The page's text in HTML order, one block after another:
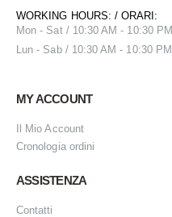
WORKING HOURS: / ORARI:
Mon - Sat / 10:30 AM - 10:30 PM
Lun - Sab / 10:30 AM - 10:30 PM
MY ACCOUNT
Il Mio Account
Cronologia ordini
ASSISTENZA
Contatti